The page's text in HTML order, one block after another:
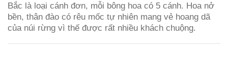
Bắc là loại cánh đơn, mỗi bông hoa có 5 cánh. Hoa nở
bền, thân đào có rêu mốc tự nhiên mang vẻ hoang dã
của núi rừng vì thế được rất nhiều khách chuộng.